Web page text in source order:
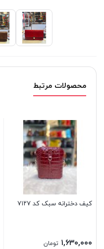
محصولات مرتبط
کیف دخترانه سبک کد ۷۱۲۷
۱,۶۳۰,۰۰۰ تومان